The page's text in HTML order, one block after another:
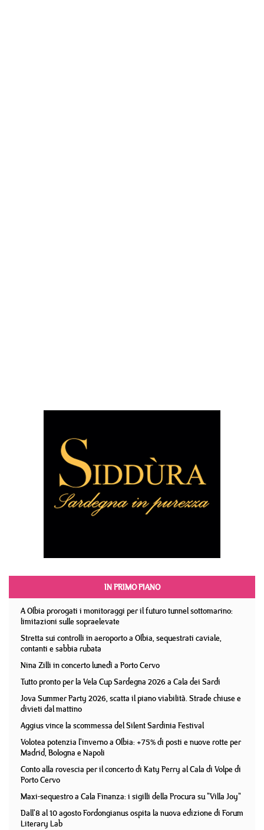
IN PRIMO PIANO
A Olbia prorogati i monitoraggi per il futuro tunnel sottomarino:
limitazioni sulle sopraelevate
Stretta sui controlli in aeroporto a Olbia, sequestrati caviale,
contanti e sabbia rubata
Nina Zilli in concerto lunedì a Porto Cervo
Tutto pronto per la Vela Cup Sardegna 2026 a Cala dei Sardi
Jova Summer Party 2026, scatta il piano viabilità. Strade chiuse e
divieti dal mattino
Aggius vince la scommessa del Silent Sardinia Festival
Volotea potenzia l'inverno a Olbia: +75% di posti e nuove rotte per
Madrid, Bologna e Napoli
Conto alla rovescia per il concerto di Katy Perry al Cala di Volpe di
Porto Cervo
Maxi-sequestro a Cala Finanza: i sigilli della Procura su "Villa Joy"
Dall'8 al 10 agosto Fordongianus ospita la nuova edizione di Forum
Literary Lab